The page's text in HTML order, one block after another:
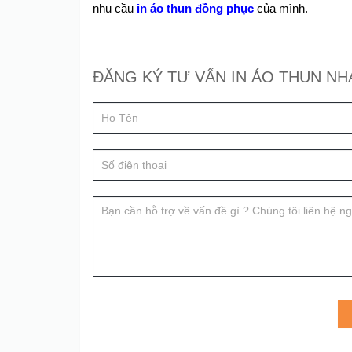
nhu cầu in áo thun đồng phục của mình.
Đăng
tư
If
are
human,
leave
this
blank.
ĐĂNG KÝ TƯ VẤN IN ÁO THUN